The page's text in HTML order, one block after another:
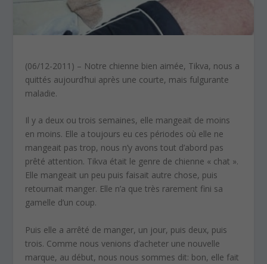
(06/12-2011) – Notre chienne bien aimée, Tikva, nous a
quittés aujourd’hui après une courte, mais fulgurante
maladie.
Il y a deux ou trois semaines, elle mangeait de moins
en moins. Elle a toujours eu ces périodes où elle ne
mangeait pas trop, nous n’y avons tout d’abord pas
prêté attention. Tikva était le genre de chienne « chat ».
Elle mangeait un peu puis faisait autre chose, puis
retournait manger. Elle n’a que très rarement fini sa
gamelle d’un coup.
Puis elle a arrêté de manger, un jour, puis deux, puis
trois. Comme nous venions d’acheter une nouvelle
marque, au début, nous nous sommes dit: bon, elle fait